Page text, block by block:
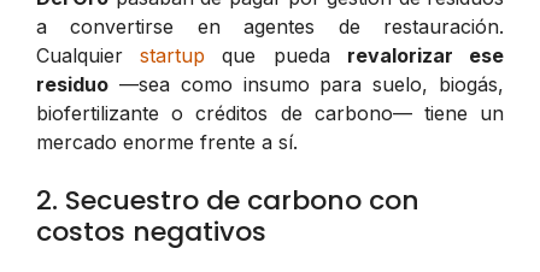
a convertirse en agentes de restauración.
Cualquierstartup que pueda revalorizar ese
residuo —sea como insumo para suelo, biogás,
biofertilizante o créditos de carbono— tiene un
mercado enorme frente a sí.
2. Secuestro de carbono con
costos negativos